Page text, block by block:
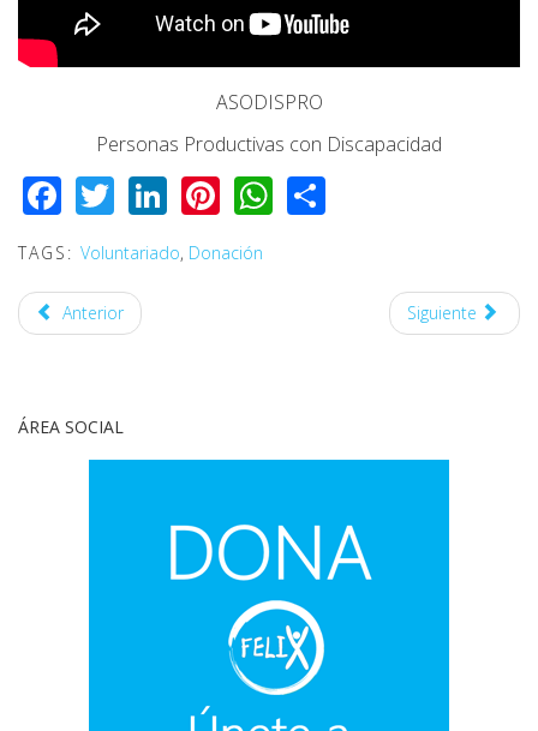
ASODISPRO
Personas Productivas con Discapacidad
Facebook
TwitterLinkedIn
Pinterest
WhatsApp
TAGS: Voluntariado, Donación
Anterior Siguiente
ÁREA SOCIAL